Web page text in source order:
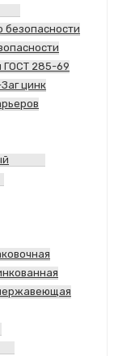
безопасности
ГОСТ 285-69
цинк